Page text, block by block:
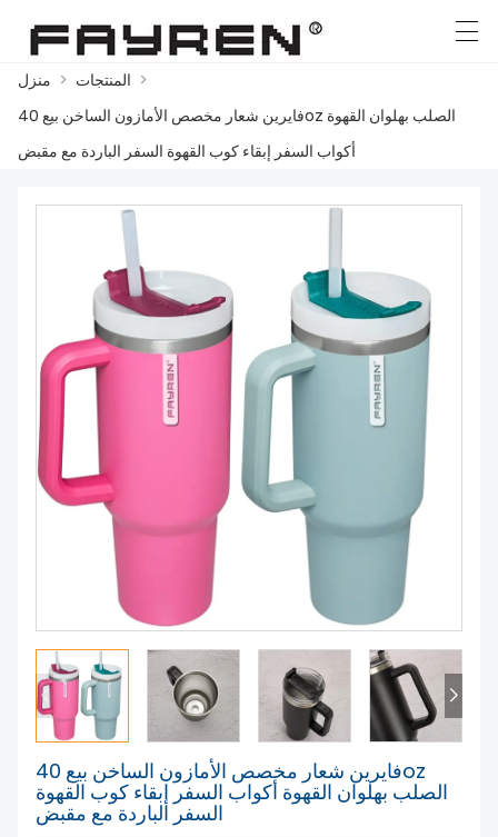
حالة
مصنع العرض
الاتصال بنا
معلومات عنا
العربية
منزل > المنتجات >
فايرين شعار مخصص الأمازون الساخن بيع 40oz الصلب بهلوان القهوة
أكواب السفر إبقاء كوب القهوة السفر الباردة مع مقبض
فايرين شعار مخصص الأمازون الساخن بيع 40oz
الصلب بهلوان القهوة أكواب السفر إبقاء كوب القهوة
السفر الباردة مع مقبض